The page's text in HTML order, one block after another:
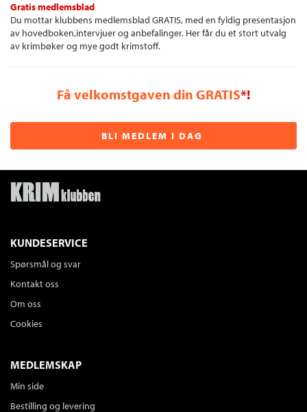
Gratis medlemsblad
Du mottar klubbens medlemsblad GRATIS, med en fyldig presentasjon
av hovedboken,intervjuer og anbefalinger. Her får du et stort utvalg
av krimbøker og mye godt krimstoff.
Få velkomstgaven din GRATIS*!
BLI MEDLEM I DAG
KUNDESERVICE
Spørsmål og svar
Kontakt oss
Om oss
Cookies
MEDLEMSKAP
Min side
Bestilling og levering